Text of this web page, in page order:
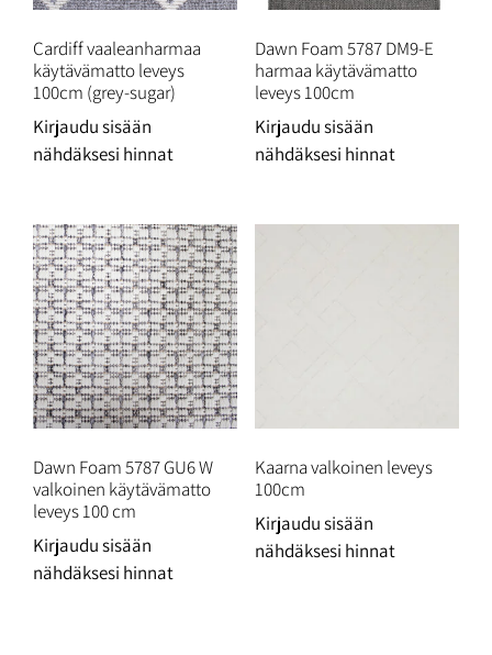
Cardiff vaaleanharmaa
käytävämatto leveys
100cm (grey-sugar)
Kirjaudu sisään
nähdäksesi hinnat
Dawn Foam 5787 DM9-E
harmaa käytävämatto
leveys 100cm
Kirjaudu sisään
nähdäksesi hinnat
Dawn Foam 5787 GU6 W
valkoinen käytävämatto
leveys 100 cm
Kirjaudu sisään
nähdäksesi hinnat
Kaarna valkoinen leveys
100cm
Kirjaudu sisään
nähdäksesi hinnat